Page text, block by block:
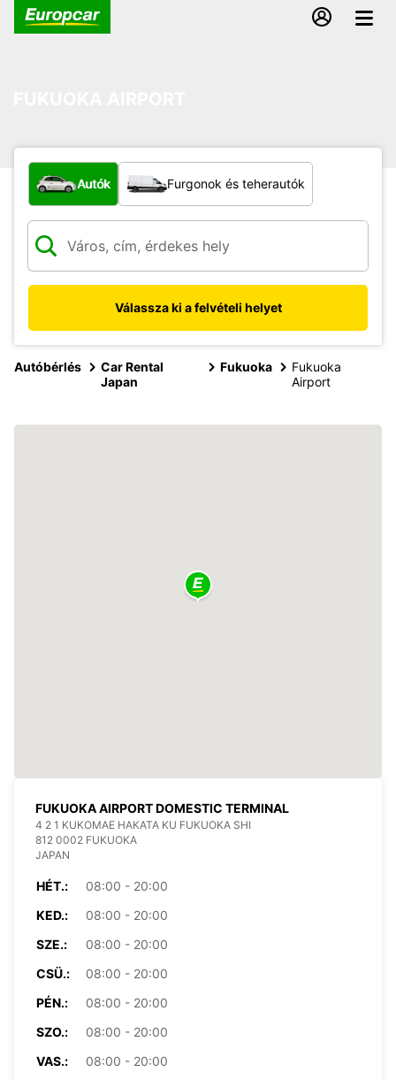
Milyen típusú jármű?
Autók Furgonok és teherautók
Válassza ki a felvételi helyet
Autóbérlés
Car Rental
Japan
Fukuoka
Fukuoka
Airport
FUKUOKA AIRPORT DOMESTIC TERMINAL
4 2 1 KUKOMAE HAKATA KU FUKUOKA SHI
812 0002 FUKUOKA
JAPAN
HÉT.:
08:00 - 20:00
KED.:
08:00 - 20:00
SZE.:
08:00 - 20:00
CSÜ.:
08:00 - 20:00
PÉN.:
08:00 - 20:00
SZO.:
08:00 - 20:00
VAS.:
08:00 - 20:00